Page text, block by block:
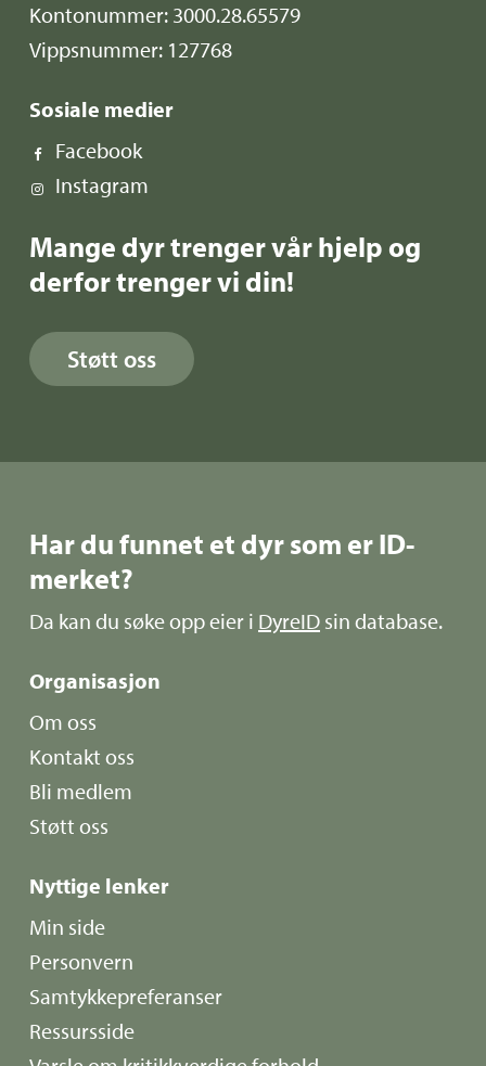
Kontonummer: 3000.28.65579
Vippsnummer: 127768
Sosiale medier
Facebook
Instagram
Mange dyr trenger vår hjelp og
derfor trenger vi din!
Støtt oss
Har du funnet et dyr som er ID-
merket?
Da kan du søke opp eier i DyreID sin database.
Organisasjon
Om oss
Kontakt oss
Bli medlem
Støtt oss
Nyttige lenker
Min side
Personvern
Samtykkepreferanser
Ressursside